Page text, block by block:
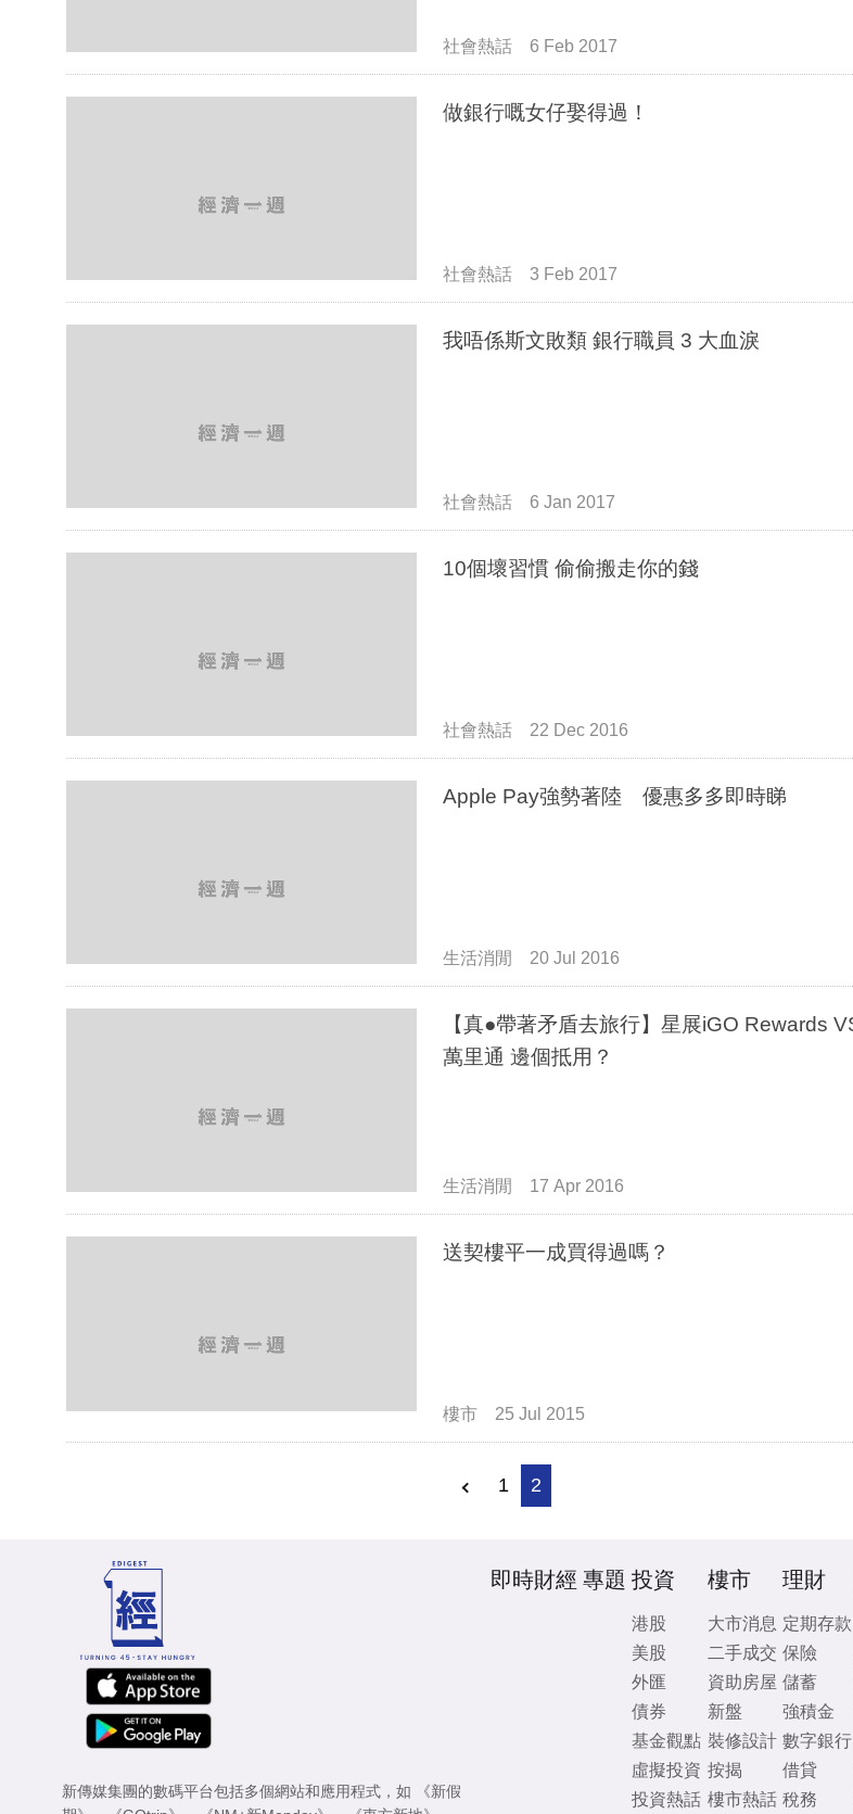
社會熱話 6 Feb 2017
做銀行嘅女仔娶得過！
社會熱話 3 Feb 2017
我唔係斯文敗類 銀行職員 3 大血淚
社會熱話 6 Jan 2017
10個壞習慣 偷偷搬走你的錢
社會熱話 22 Dec 2016
Apple Pay強勢著陸 優惠多多即時睇
生活消閒 20 Jul 2016
【真●帶著矛盾去旅行】星展iGO Rewards VS 亞洲
萬里通 邊個抵用？
生活消閒 17 Apr 2016
送契樓平一成買得過嗎？
樓市 25 Jul 2015
1 2
新傳媒集團的數碼平台包括多個網站和應用程式，如
《新假
即時財經 專題 投資
港股
美股
外匯
債券
基金觀點
虛擬投資
投資熱話
樓市
大市消息
二手成交
資助房屋
新盤
裝修設計
按揭
樓市熱話
理財
定期存款
保險
儲蓄
強積金
數字銀行
借貸
稅務